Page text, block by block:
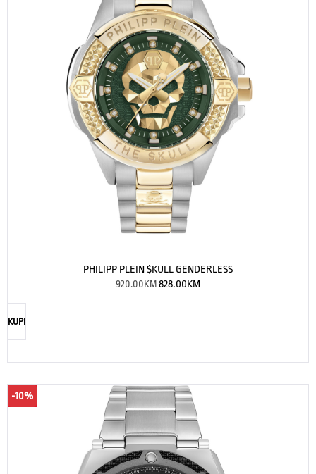
PHILIPP PLEIN $KULL GENDERLESS
920.00KM828.00KM
KUPI
-10%